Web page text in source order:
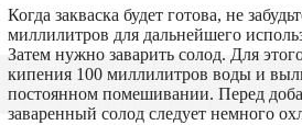
Когда закваска будет готова, не
миллилитров для дальнейшего
Затем нужно заварить солод. Для
кипения 100 миллилитров воды и
постоянном помешивании. Перед
заваренный солод следует немного